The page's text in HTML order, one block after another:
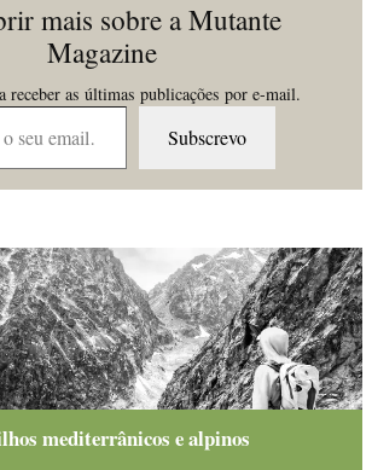
mais sobre a Mutante
Magazine
receber as últimas publicações por e-mail.
Subscrevo
mediterrânicos e alpinos